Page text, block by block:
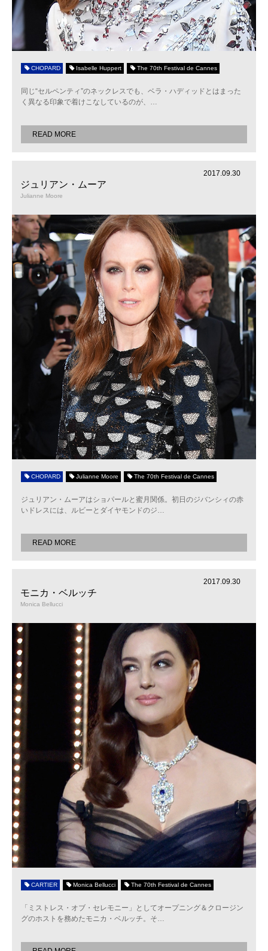
CHOPARD Isabelle Huppert The 70th Festival de Cannes
同じ“セルペンティ”のネックレスでも、ベラ・ハディッドとはまった
く異なる印象で着けこなしているのが、 …
READ MORE
ジュリアン・ムーア
Julianne Moore
2017.09.30
CHOPARD Julianne Moore The 70th Festival de Cannes
ジュリアン・ムーアはショパールと蜜月関係。初日のジバンシィの赤
いドレスには、ルビーとダイヤモンドのジ…
READ MORE
モニカ・ベルッチ
Monica Bellucci
2017.09.30
CARTIER Monica Bellucci The 70th Festival de Cannes
「ミストレス・オブ・セレモニー」としてオープニング＆クロージン
グのホストを務めたモニカ・ベルッチ。そ…